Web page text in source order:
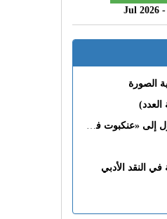
الصورة
العدد)
عنكبوت التاريخ يتحول إلى «عنكبوت فى القلب»
في النقد الأدبي